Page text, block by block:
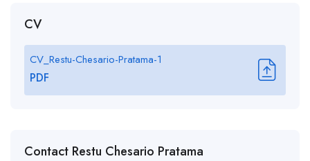
CV
CV_Restu-Chesario-Pratama-1
PDF
Contact Restu Chesario Pratama